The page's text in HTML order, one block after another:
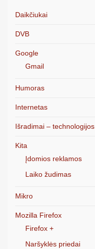
Daikčiukai
DVB
Google
Gmail
Humoras
Internetas
Išradimai – technologijos
Kita
Įdomios reklamos
Laiko žudimas
Mikro
Mozilla Firefox
Firefox +
Naršyklės priedai